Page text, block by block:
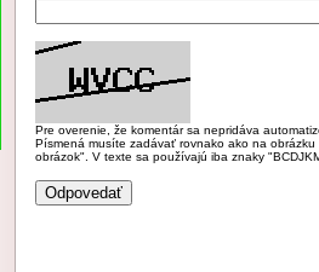
Pre overenie, že komentár sa nepridáva
Písmená musíte zadávať rovnako ako na
obrázok". V texte sa používajú iba znaky